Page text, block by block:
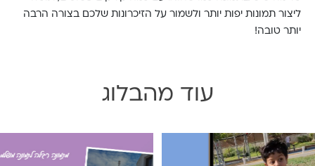
ליצור תמונות יפות יותר ולשמור על הזיכרונות שלכם בצורה הרבה
יותר טובה!
עוד מהבלוג